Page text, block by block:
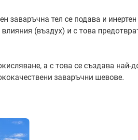
заваръчна тел се подава и
(въздух) и с това
а с това се създава най-
заваръчни шевове.